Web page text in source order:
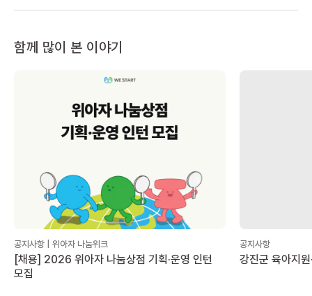
함께 많이 본 이야기
공지사항 | 위아자 나눔위크
[채용] 2026 위아자 나눔상점 기획·운영 인턴
모집
공지사항
강진군 육아지